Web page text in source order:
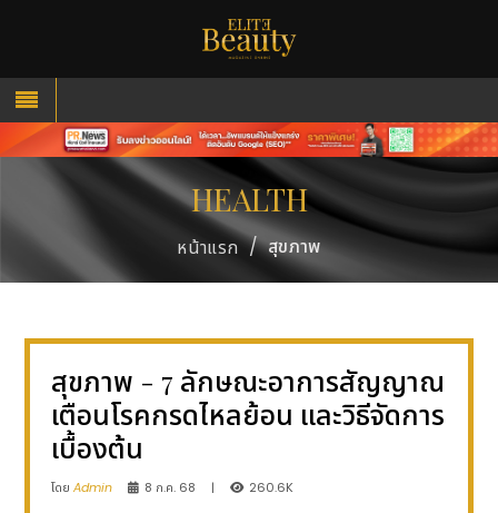
HEALTH
หน้าแรก / สุขภาพ
สุขภาพ - 7 ลักษณะอาการสัญญาณ
เตือนโรคกรดไหลย้อน และวิธีจัดการ
เบื้องต้น
โดยAdmin 8 ก.ค. 68 | 260.6K